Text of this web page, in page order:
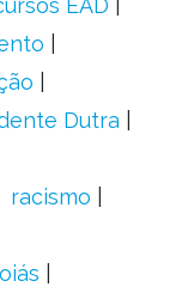
EAD
Dutra
racismo